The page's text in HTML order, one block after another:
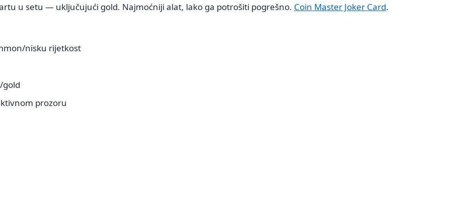
u setu — uključujući gold. Najmoćniji alat, lako ga potrošiti pogrešno. Coin Master Joker Card.
nisku rijetkost
prozoru